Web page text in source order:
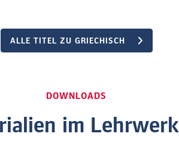
ALLE TITEL ZU GRIECHISCH
DOWNLOADS
im